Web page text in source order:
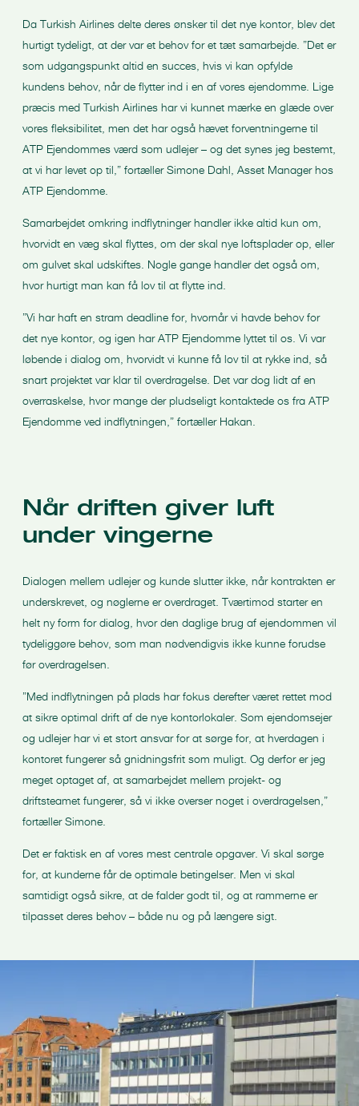
Da Turkish Airlines delte deres ønsker til det nye kontor, blev det
hurtigt tydeligt, at der var et behov for et tæt samarbejde. ”Det er
som udgangspunkt altid en succes, hvis vi kan opfylde
kundens behov, når de flytter ind i en af vores ejendomme. Lige
præcis med Turkish Airlines har vi kunnet mærke en glæde over
vores fleksibilitet, men det har også hævet forventningerne til
ATP Ejendommes værd som udlejer – og det synes jeg bestemt,
at vi har levet op til,” fortæller Simone Dahl, Asset Manager hos
ATP Ejendomme.
Samarbejdet omkring indflytninger handler ikke altid kun om,
hvorvidt en væg skal flyttes, om der skal nye loftsplader op, eller
om gulvet skal udskiftes. Nogle gange handler det også om,
hvor hurtigt man kan få lov til at flytte ind.
”Vi har haft en stram deadline for, hvornår vi havde behov for
det nye kontor, og igen har ATP Ejendomme lyttet til os. Vi var
løbende i dialog om, hvorvidt vi kunne få lov til at rykke ind, så
snart projektet var klar til overdragelse. Det var dog lidt af en
overraskelse, hvor mange der pludseligt kontaktede os fra ATP
Ejendomme ved indflytningen,” fortæller Hakan.
Når driften giver luft
under vingerne
Dialogen mellem udlejer og kunde slutter ikke, når kontrakten er
underskrevet, og nøglerne er overdraget. Tværtimod starter en
helt ny form for dialog, hvor den daglige brug af ejendommen vil
tydeliggøre behov, som man nødvendigvis ikke kunne forudse
før overdragelsen.
”Med indflytningen på plads har fokus derefter været rettet mod
at sikre optimal drift af de nye kontorlokaler. Som ejendomsejer
og udlejer har vi et stort ansvar for at sørge for, at hverdagen i
kontoret fungerer så gnidningsfrit som muligt. Og derfor er jeg
meget optaget af, at samarbejdet mellem projekt- og
driftsteamet fungerer, så vi ikke overser noget i overdragelsen,”
fortæller Simone.
Det er faktisk en af vores mest centrale opgaver. Vi skal sørge
for, at kunderne får de optimale betingelser. Men vi skal
samtidigt også sikre, at de falder godt til, og at rammerne er
tilpasset deres behov – både nu og på længere sigt.